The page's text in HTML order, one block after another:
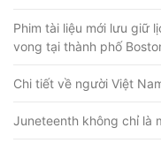
Phim tài liệu mới lưu giữ
vong tại thành phố
Chi tiết về người Việt
Juneteenth không chỉ là